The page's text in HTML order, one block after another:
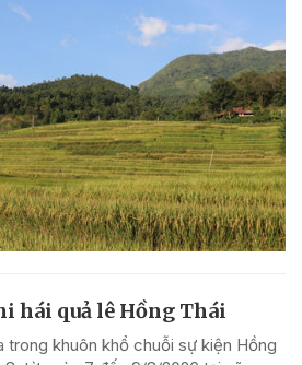
hái quả lê Hồng Thái
trong khuôn khổ chuỗi sự kiện Hồng